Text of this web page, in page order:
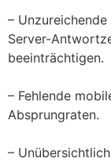
–
Server-
beeinträchtigen.
– Fehlende
Absprungraten.
–